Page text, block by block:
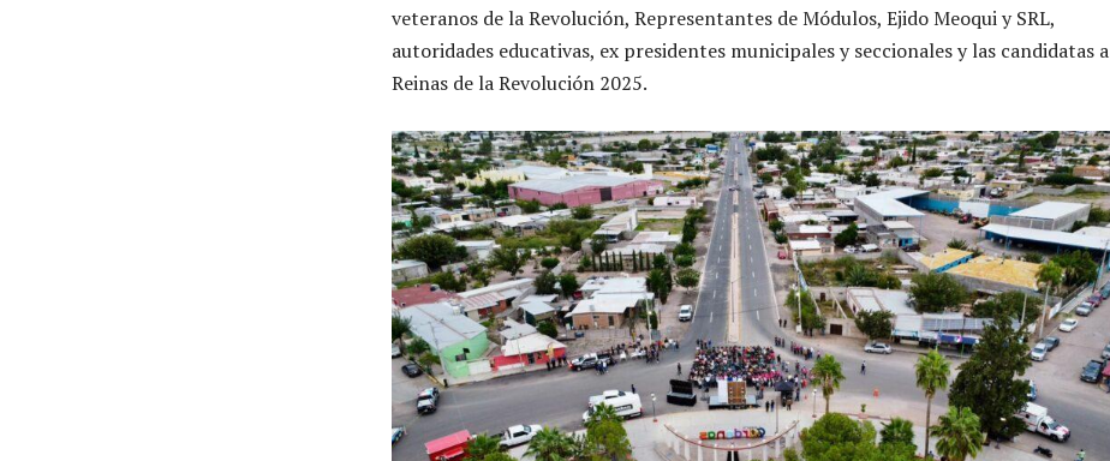
veteranos de la Revolución, Representantes de Módulos, Ejido Meoqui y SRL,
autoridades educativas, ex presidentes municipales y seccionales y las candidatas a
Reinas de la Revolución 2025.